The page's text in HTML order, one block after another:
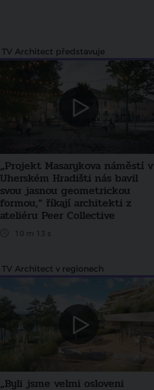
TV Architect představuje
„Projekt Masarykova náměstí v
Uherském Hradišti nás bavil
svou jasnou geometrickou
formou,“ říkají architekti z
ateliéru Peer Collective
10 m 13 s
TV Architect v regionech
„Byli jsme velmi osloveni